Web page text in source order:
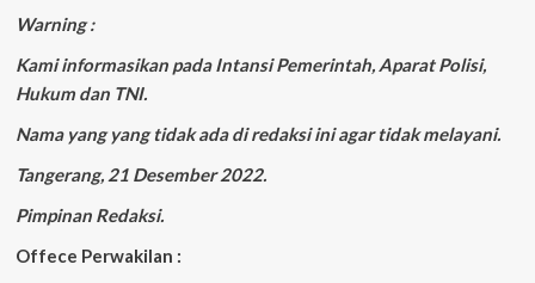
Warning :
Kami informasikan pada Intansi Pemerintah, Aparat Polisi,
Hukum dan TNI.
Nama yang yang tidak ada di redaksi ini agar tidak melayani.
Tangerang, 21 Desember 2022.
Pimpinan Redaksi.
Offece Perwakilan :